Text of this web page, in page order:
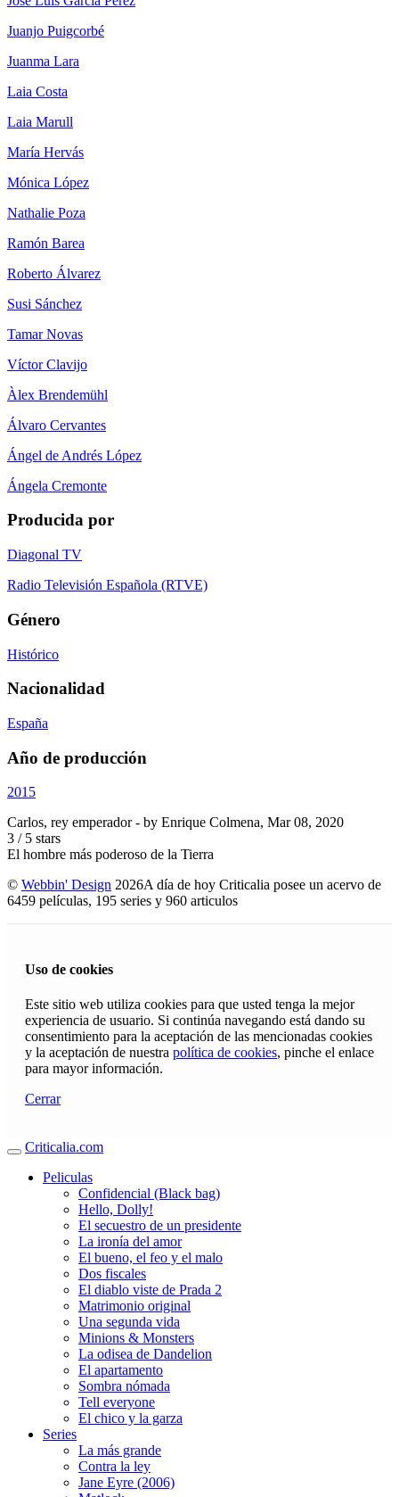
Juanjo Puigcorbé
Juanma Lara
Laia Costa
Laia Marull
María Hervás
Mónica López
Nathalie Poza
Ramón Barea
Roberto Álvarez
Susi Sánchez
Tamar Novas
Víctor Clavijo
Àlex Brendemühl
Álvaro Cervantes
Ángel de Andrés López
Ángela Cremonte
Producida por
Diagonal TV
Radio Televisión Española (RTVE)
Género
Histórico
Nacionalidad
España
Año de producción
2015
Carlos, rey emperador- by Enrique Colmena, Mar 08, 2020
3 / 5 stars
El hombre más poderoso de la Tierra
© Webbin' Design 2026A día de hoy Criticalia posee un acervo de
6459 películas, 195 series y 960 articulos
Uso de cookies
Este sitio web utiliza cookies para que usted tenga la mejor
experiencia de usuario. Si continúa navegando está dando su
consentimiento para la aceptación de las mencionadas cookies
y la aceptación de nuestra política de cookies, pinche el enlace
para mayor información.
Cerrar
Criticalia.com
Peliculas
Confidencial (Black bag)
Hello, Dolly!
El secuestro de un presidente
La ironía del amor
El bueno, el feo y el malo
Dos fiscales
El diablo viste de Prada 2
Matrimonio original
Una segunda vida
Minions & Monsters
La odisea de Dandelion
El apartamento
Sombra nómada
Tell everyone
El chico y la garza
Series
La más grande
Contra la ley
Jane Eyre (2006)